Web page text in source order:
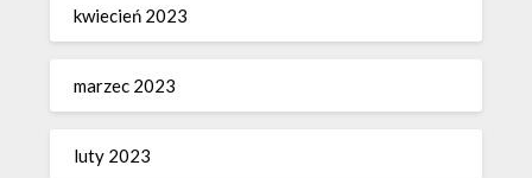
kwiecień 2023
marzec 2023
luty 2023